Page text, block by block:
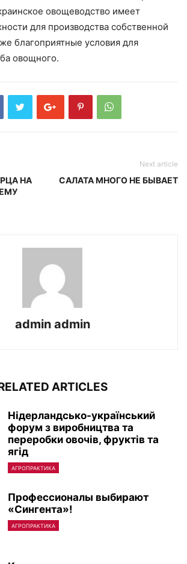
овощеводство имеет
для производства собственной
благоприятные условия для
овощного.
НА
Next article
САЛАТА МНОГО НЕ БЫВАЕТ
admin admin
ARTICLES
Нiдерландсько-український
форум з виробництва та
переробки овочiв, фруктiв та
ягiд
АГРОПРАКТИКА
Профессионалы выбирают
«Сингента»!
АГРОПРАКТИКА